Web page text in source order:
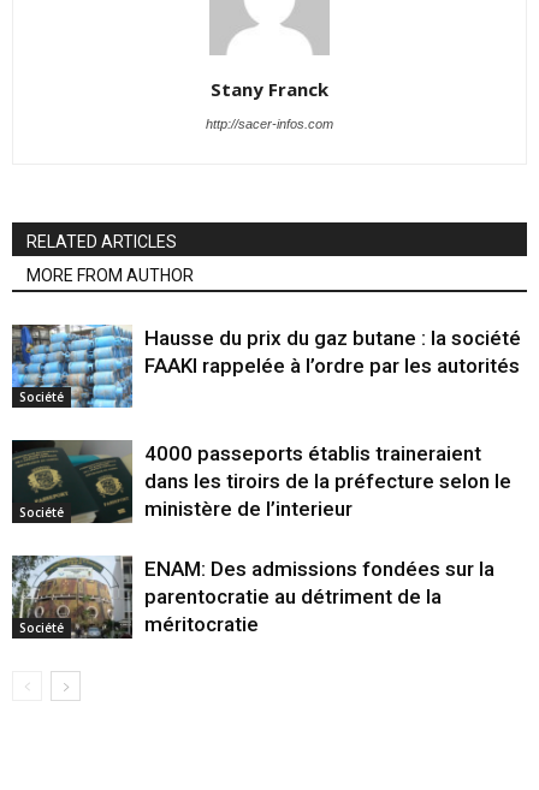
Stany Franck
http://sacer-infos.com
RELATED ARTICLES
MORE FROM AUTHOR
Société
Hausse du prix du gaz butane : la société
FAAKI rappelée à l’ordre par les autorités
Société
4000 passeports établis traineraient
dans les tiroirs de la préfecture selon le
ministère de l’interieur
Société
ENAM: Des admissions fondées sur la
parentocratie au détriment de la
méritocratie